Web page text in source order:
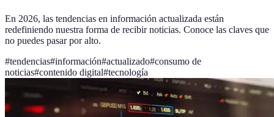
En 2026, las tendencias en información actualizada están
redefiniendo nuestra forma de recibir noticias. Conoce las claves que
no puedes pasar por alto.
#tendencias#información#actualizado#consumo de
noticias#contenido digital#tecnología